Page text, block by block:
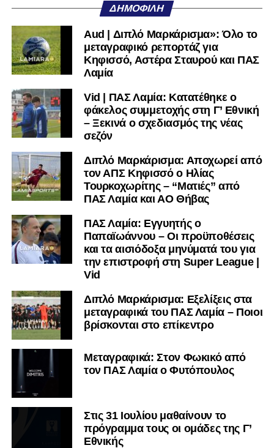
πολύ μικρή.
Ακολουθήστε το lamiara.grστοGoogle Newsγια να
μαθαίνετε πρώτοι τα κυανόλευκα νέα στην Ελλάδα και τον
υπόλοιπο κόσμο. Ακολουθήστε το lamiara.gr στο
μαθαίνετε σε χρόνο dt όλα τα νέα.
ΔΗΜΟΦΙΛΉ
Aud | Διπλό Μαρκάρισμα»: Όλο το
μεταγραφικό ρεπορτάζ για
Κηφισσό, Αστέρα Σταυρού και ΠΑΣ
Λαμία
Vid | ΠΑΣ Λαμία: Κατατέθηκε ο
φάκελος συμμετοχής στη Γ’ Εθνική
– Ξεκινά ο σχεδιασμός της νέας
σεζόν
Διπλό Μαρκάρισμα: Αποχωρεί από
τον ΑΠΣ Κηφισσό ο Ηλίας
Τουρκοχωρίτης – “Ματιές” από
ΠΑΣ Λαμία και ΑΟ Θήβας
ΠΑΣ Λαμία: Εγγυητής ο
Παπαϊωάννου – Οι προϋποθέσεις
και τα αισιόδοξα μηνύματά του για
την επιστροφή στη Super League |
Vid
Διπλό Μαρκάρισμα: Εξελίξεις στα
μεταγραφικά του ΠΑΣ Λαμία – Ποιοι
βρίσκονται στο επίκεντρο
Μεταγραφικά: Στον Φωκικό από
τον ΠΑΣ Λαμία ο Φυτόπουλος
Στις 31 Ιουλίου μαθαίνουν το
πρόγραμμα τους οι ομάδες της Γ’
Εθνικής